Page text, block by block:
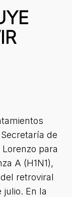
de
para
A (H1N1),
retroviral
julio. En la